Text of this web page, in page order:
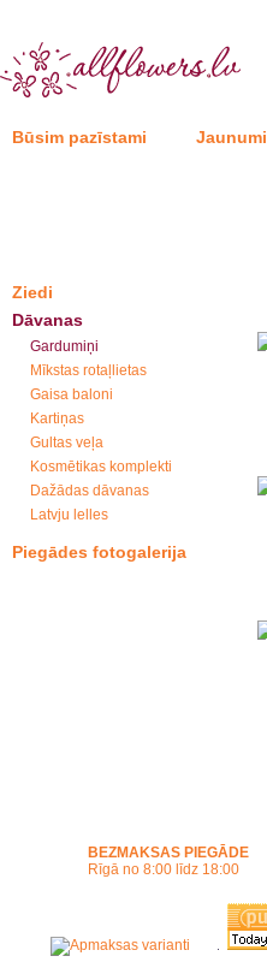
Būsim pazīstami Jaunumi
Ziedi
Dāvanas
Gardumiņi
Mīkstas rotaļlietas
Gaisa baloni
Kartiņas
Gultas veļa
Kosmētikas komplekti
Dažādas dāvanas
Latvju lelles
Piegādes fotogalerija
BEZMAKSAS PIEGĀDE
Rīgā no 8:00 līdz 18:00